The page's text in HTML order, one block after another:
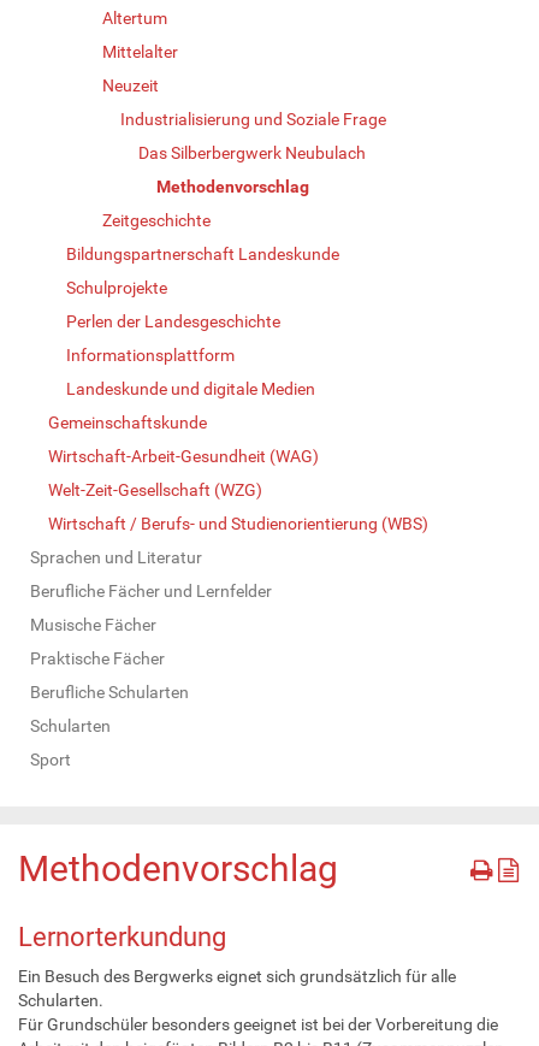
Altertum
Mittelalter
Neuzeit
Industrialisierung und Soziale Frage
Das Silberbergwerk Neubulach
Methodenvorschlag
Zeitgeschichte
Bildungspartnerschaft Landeskunde
Schulprojekte
Perlen der Landesgeschichte
Informationsplattform
Landeskunde und digitale Medien
Gemeinschaftskunde
Wirtschaft-Arbeit-Gesundheit (WAG)
Welt-Zeit-Gesellschaft (WZG)
Wirtschaft / Berufs- und Studienorientierung (WBS)
Sprachen und Literatur
Berufliche Fächer und Lernfelder
Musische Fächer
Praktische Fächer
Berufliche Schularten
Schularten
Sport
Methodenvorschlag
Lernorterkundung
Ein Besuch des Bergwerks eignet sich grundsätzlich für alle
Schularten.
Für Grundschüler besonders geeignet ist bei der Vorbereitung die